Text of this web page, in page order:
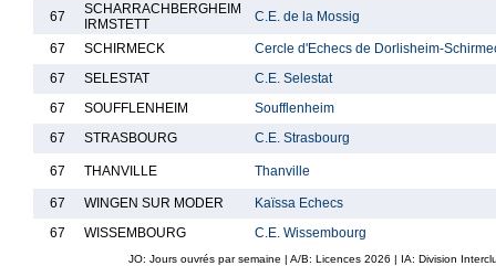
67
SCHARRACHBERGHEIM
IRMSTETT
C.E. de la Mossig
67 SCHIRMECK
Cercle d'Echecs de Dorlisheim-
67
SELESTAT
C.E. Selestat
67
SOUFFLENHEIM
Soufflenheim
67
STRASBOURG C.E. Strasbourg
67 THANVILLE Thanville
67 WINGEN SUR MODER
Kaïssa Echecs
67
WISSEMBOURG C.E. Wissembourg
JO: Jours ouvrés par semaine | A/B: Licences 2026 | IA: Division